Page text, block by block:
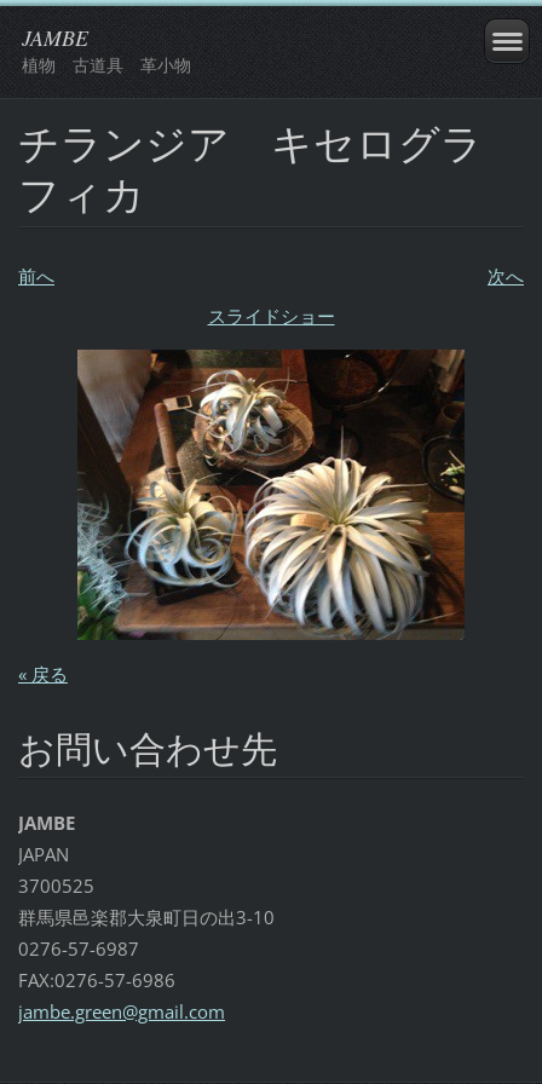
JAMBE
植物 古道具 革小物
チランジア キセログラ
フィカ
前へ
次へ
スライドショー
« 戻る
お問い合わせ先
JAMBE
JAPAN
3700525
群馬県邑楽郡大泉町日の出3-10
0276-57-6987
FAX:0276-57-6986
jambe.green@gmail.com